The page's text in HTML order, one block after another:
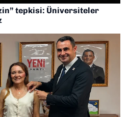
tepkisi: Üniversiteler